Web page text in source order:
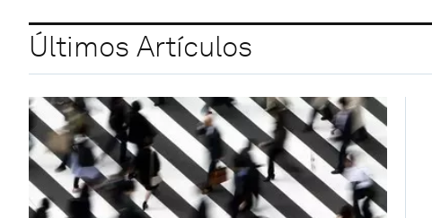
Últimos Artículos